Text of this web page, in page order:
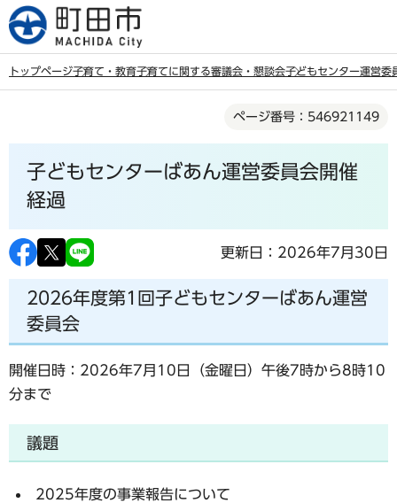
こ
の
トップページ子育て・教育子育てに関する審議会・懇談会子どもセンター運営委
ページ番号：546921149
子どもセンターばあん運営委員会開催
経過
更新日：2026年7月30日
2026年度第1回子どもセンターばあん運営
委員会
開催日時：2026年7月10日（金曜日）午後7時から8時10
分まで
議題
2025年度の事業報告について